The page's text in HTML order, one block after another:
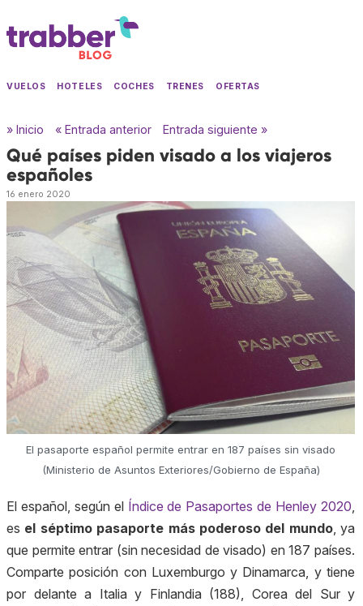
VUELOS HOTELES COCHES TRENES OFERTAS
» Inicio « Entrada anterior Entrada siguiente »
Qué países piden visado a los viajeros
españoles
16 enero 2020
El pasaporte español permite entrar en 187 países sin visado
(Ministerio de Asuntos Exteriores/Gobierno de España)
El español, según el Índice de Pasaportes de Henley 2020
es el séptimo pasaporte más poderoso del mundo, ya
que permite entrar (sin necesidad de visado) en 187 países.
Comparte posición con Luxemburgo y Dinamarca, y tiene
por delante a Italia y Finlandia (188), Corea del Sur y